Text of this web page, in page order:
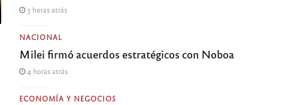
3 horas atrás
NACIONAL
Milei firmó acuerdos estratégicos con Noboa
4 horas atrás
ECONOMÍA Y NEGOCIOS